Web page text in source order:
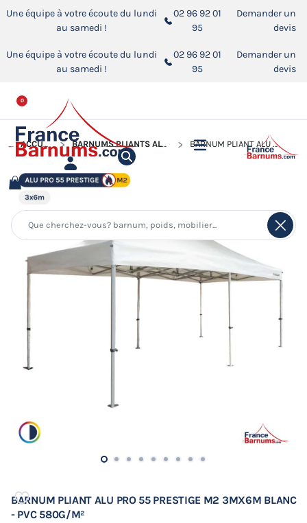
Une équipe à votre écoute du lundi
au samedi !
02 96 92 01
95
Demander un
devis
Une équipe à votre écoute du lundi
au samedi !
02 96 92 01
95
Demander un
devis
0
ACCUEIL BARNUMS PLIANTS ALU PRO 55 PRESTIGE M2 BARNUM PLIANT ALU PRO 55 PRESTIGE M2 3MX6M BLANC - PVC 580G/M²
BARNUM PLIANT ALU PRO 55 PRESTIGE M2 3MX6M BLANC
- PVC 580G/M²